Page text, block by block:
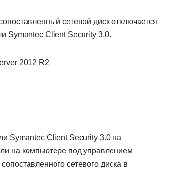
сетевой диск отключается
Symantec Client Security 3.0.
2012 R2
Symantec Client Security 3.0 на
на компьютере под управлением
сетевого диска в